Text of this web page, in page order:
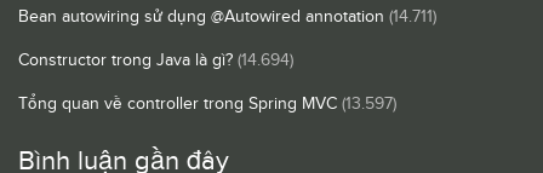
Bean autowiring sử dụng @Autowired annotation (14.711)
Constructor trong Java là gì? (14.694)
Tổng quan về controller trong Spring MVC (13.597)
Bình luận gần đây